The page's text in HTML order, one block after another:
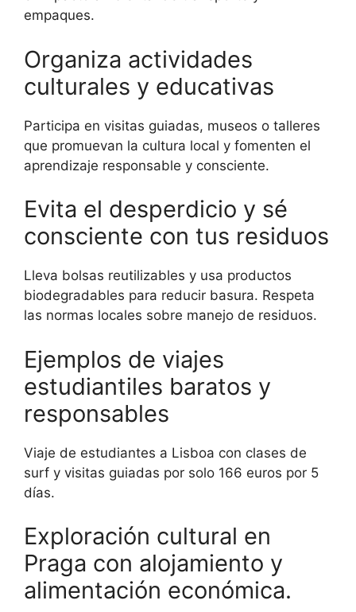
empaques.
Organiza actividades
culturales y educativas
Participa en visitas guiadas, museos o talleres
que promuevan la cultura local y fomenten el
aprendizaje responsable y consciente.
Evita el desperdicio y sé
consciente con tus residuos
Lleva bolsas reutilizables y usa productos
biodegradables para reducir basura. Respeta
las normas locales sobre manejo de residuos.
Ejemplos de viajes
estudiantiles baratos y
responsables
Viaje de estudiantes a Lisboa con clases de
surf y visitas guiadas por solo 166 euros por 5
días.
Exploración cultural en
Praga con alojamiento y
alimentación económica.